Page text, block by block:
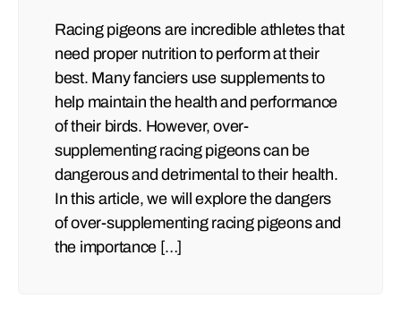
Racing pigeons are incredible athletes that
need proper nutrition to perform at their
best. Many fanciers use supplements to
help maintain the health and performance
of their birds. However, over-
supplementing racing pigeons can be
dangerous and detrimental to their health.
In this article, we will explore the dangers
of over-supplementing racing pigeons and
the importance […]